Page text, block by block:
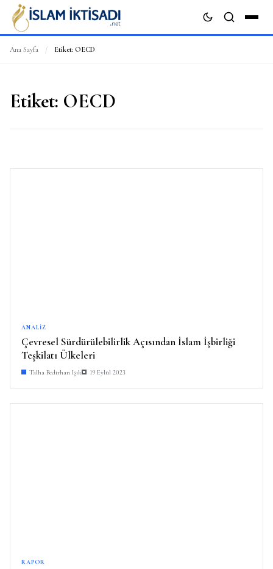
Ana Sayfa / Etiket: OECD
Etiket: OECD
ANALIZ
Çevresel Sürdürülebilirlik Açısından İslam İşbirliği
Teşkilatı Ülkeleri
Talha Bedirhan Işık 19 Eylül 2023
RAPOR